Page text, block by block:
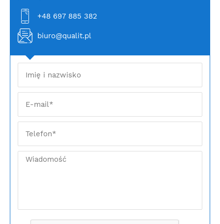
+48 697 885 382
biuro@qualit.pl